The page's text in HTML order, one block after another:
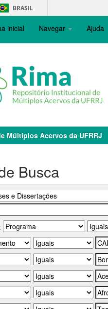
BRASIL
inicial Navegar Ajuda
Múltiplos Acervos da UFRRJ
Busca